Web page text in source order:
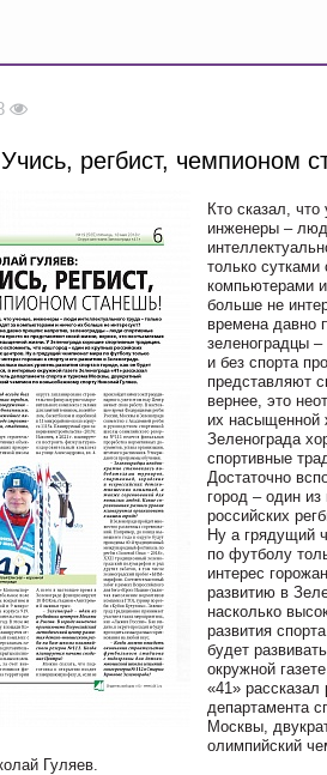
регбист, чемпионом
Кто сказал,
инженеры –
только сутками
компьютерами
больше не
времена давно
зеленоградцы
и без спорта
представляют
вернее, это
их насыщенной
Зеленограда
спортивные
Достаточно
город – один из
российских
Ну а грядущий
по футболу
интерес
развитию в
насколько
развития
будет
окружной
«41» рассказал
департамента
Москвы,
олимпийский
Гуляев.